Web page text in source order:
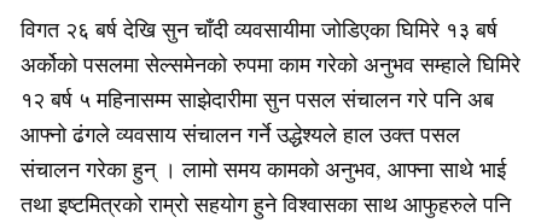
विगत २६ बर्ष देखि सुन चाँदी व्यवसायीमा जोडिएका घिमिरे १३ बर्ष
अर्कोको पसलमा सेल्समेनको रुपमा काम गरेको अनुभव सम्हाले घिमिरे
१२ बर्ष ५ महिनासम्म साझेदारीमा सुन पसल संचालन गरे पनि अब
आफ्नो ढंगले व्यवसाय संचालन गर्ने उद्धेश्यले हाल उक्त पसल
संचालन गरेका हुन् । लामो समय कामको अनुभव, आफ्ना साथे भाई
तथा इष्टमित्रको राम्रो सहयोग हुने विश्वासका साथ आफुहरुले पनि